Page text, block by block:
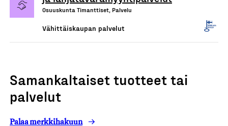
Osuuskunta Timanttiset, Palvelu
Vähittäiskaupan palvelut
Samankaltaiset tuotteet tai
palvelut
Palaa merkkihakuun